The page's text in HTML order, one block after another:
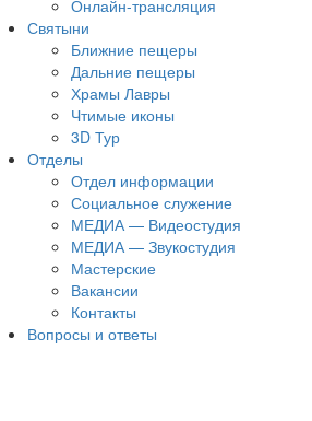
Онлайн-трансляция
Святыни
Ближние пещеры
Дальние пещеры
Храмы Лавры
Чтимые иконы
3D Тур
Отделы
Отдел информации
Социальное служение
МЕДИА — Видеостудия
МЕДИА — Звукостудия
Мастерские
Вакансии
Контакты
Вопросы и ответы